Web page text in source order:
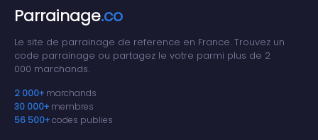
Parrainage.co
Le site de parrainage de reference en France. Trouvez un
code parrainage ou partagez le votre parmi plus de 2
000 marchands.
2 000+ marchands
30 000+ membres
56 500+codes publies